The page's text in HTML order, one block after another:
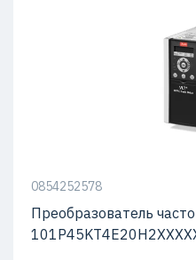
0854252578
Преобразователь